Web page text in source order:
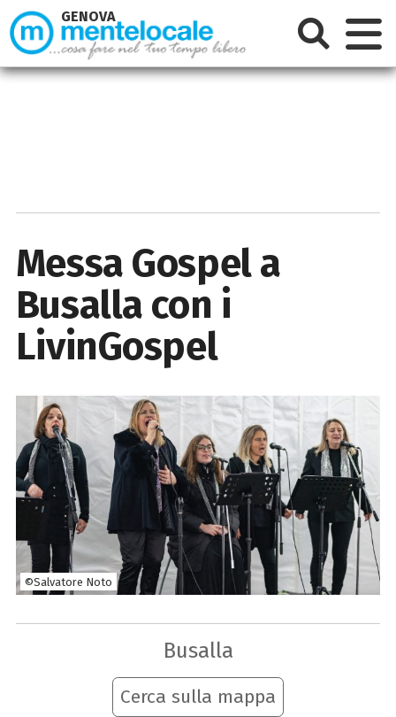
Messa Gospel a
Busalla con i
LivinGospel
©Salvatore Noto
Busalla
Cerca sulla mappa
GENOVA